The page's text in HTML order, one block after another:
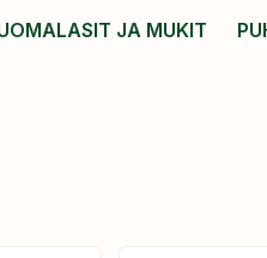
JA MUKIT